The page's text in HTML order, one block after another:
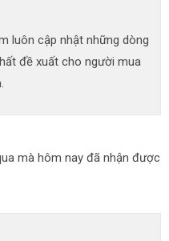
luôn cập nhật những dòng
đề xuất cho người mua
mà hôm nay đã nhận được